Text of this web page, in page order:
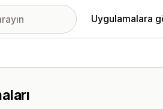
Uygulamalara